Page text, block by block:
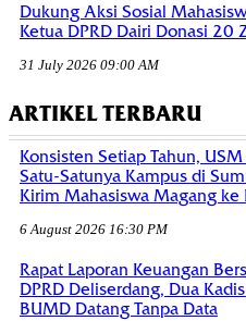
Dukung Aksi Sosial
Ketua DPRD Dairi Donasi 20
31 July 2026 09:00 AM
ARTIKEL TERBARU
Konsisten Setiap Tahun,
Satu-Satunya Kampus di
Kirim Mahasiswa Magang ke
6 August 2026 16:30 PM
Rapat Laporan Keuangan
DPRD Deliserdang, Dua
BUMD Datang Tanpa Data